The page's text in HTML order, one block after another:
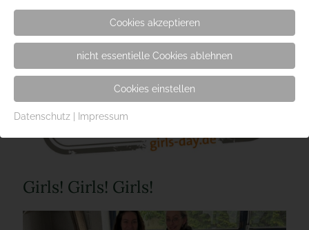
Girls! Girls! Girls!
Cookies akzeptieren
nicht essentielle Cookies ablehnen
Cookies einstellen
Datenschutz | Impressum